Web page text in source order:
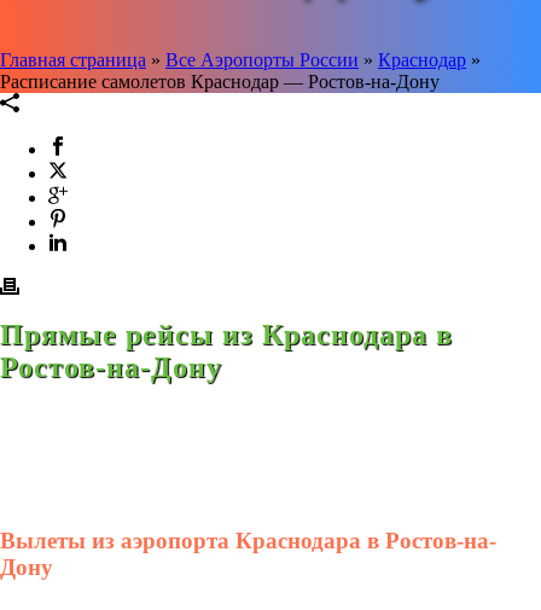
Главная страница » Все Аэропорты России » Краснодар »
Расписание самолетов Краснодар — Ростов-на-Дону
Прямые рейсы из Краснодара в
Ростов-на-Дону
Вылеты из аэропорта Краснодара в Ростов-на-
Дону